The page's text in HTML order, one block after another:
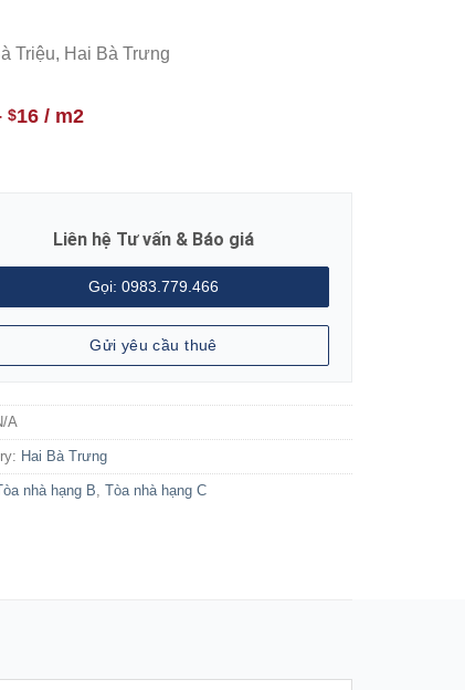
Triệu, Hai Bà Trưng
$16 / m2
Liên hệ Tư vấn & Báo giá
Gọi: 0983.779.466
Gửi yêu cầu thuê
A
Hai Bà Trưng
nhà hạng B, Tòa nhà hạng C